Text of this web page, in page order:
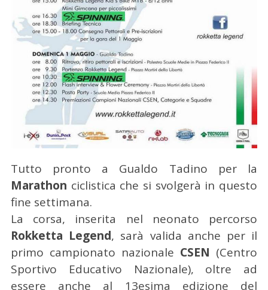
Tutto pronto a Gualdo Tadino per la
Marathon ciclistica che si svolgerà in questo
fine settimana.
La corsa, inserita nel neonato percorso
Rokketta Legend, sarà valida anche per il
primo campionato nazionale CSEN (Centro
Sportivo Educativo Nazionale), oltre ad
essere anche al 13esima edizione del